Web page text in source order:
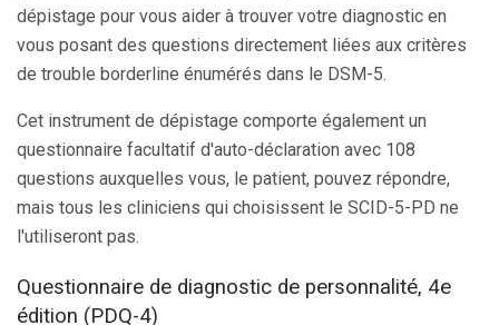
dépistage pour vous aider à trouver votre diagnostic en
vous posant des questions directement liées aux critères
de trouble borderline énumérés dans le DSM-5.
Cet instrument de dépistage comporte également un
questionnaire facultatif d'auto-déclaration avec 108
questions auxquelles vous, le patient, pouvez répondre,
mais tous les cliniciens qui choisissent le SCID-5-PD ne
l'utiliseront pas.
Questionnaire de diagnostic de personnalité, 4e
édition (PDQ-4)